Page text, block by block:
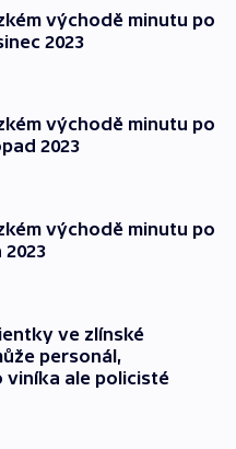
východě minutu po
2023
východě minutu po
2023
východě minutu po
2023
ve zlínské
personál,
viníka ale policisté